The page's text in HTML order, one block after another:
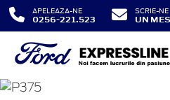
APELEAZA-NE
0256-221.523
SCRIE-NE
UN
RANGER